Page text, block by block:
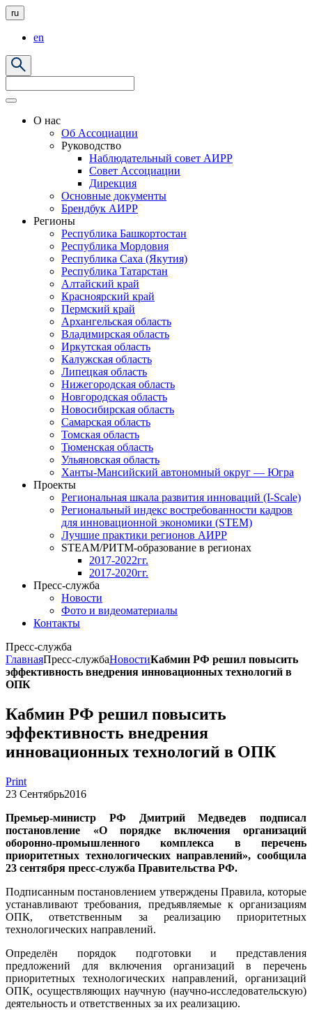
ru
en
О нас
Об Ассоциации
Руководство
Наблюдательный совет АИРР
Совет Ассоциации
Дирекция
Основные документы
Брендбук АИРР
Регионы
Республика Башкортостан
Республика Мордовия
Республика Саха (Якутия)
Республика Татарстан
Алтайский край
Красноярский край
Пермский край
Архангельская область
Владимирская область
Иркутская область
Калужская область
Липецкая область
Нижегородская область
Новгородская область
Новосибирская область
Самарская область
Томская область
Тюменская область
Ульяновская область
Ханты-Мансийский автономный округ — Югра
Проекты
Региональная шкала развития инноваций (I-Scale)
Региональный индекс востребованности кадров
для инновационной экономики (STEM)
Лучшие практики регионов АИРР
STEAM/РИТМ-образование в регионах
2017-2022гг.
2017-2020гг.
Пресс-служба
Новости
Фото и видеоматериалы
Контакты
Пресс-служба
ГлавнаяПресс-службаНовостиКабмин РФ решил повысить
эффективность внедрения инновационных технологий в
ОПК
Кабмин РФ решил повысить
эффективность внедрения
инновационных технологий в ОПК
Print
23 Сентябрь2016
Премьер-министр РФ Дмитрий Медведев подписал
постановление «О порядке включения организаций
оборонно-промышленного комплекса в перечень
приоритетных технологических направлений», сообщила
23 сентября пресс-служба Правительства РФ.
Подписанным постановлением утверждены Правила, которые
устанавливают требования, предъявляемые к организациям
ОПК, ответственным за реализацию приоритетных
технологических направлений.
Определён порядок подготовки и представления
предложений для включения организаций в перечень
приоритетных технологических направлений, организаций
ОПК, осуществляющих научную (научно-исследовательскую)
деятельность и ответственных за их реализацию.